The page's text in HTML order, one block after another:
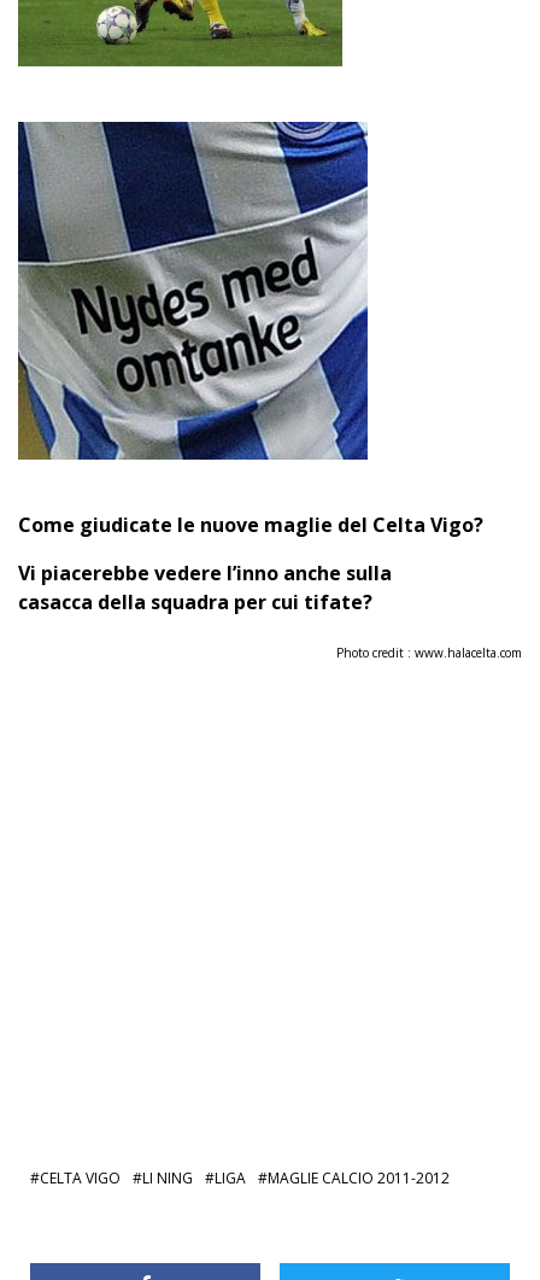
Come giudicate le nuove maglie del Celta Vigo?
Vi piacerebbe vedere l’inno anche sulla
casacca della squadra per cui tifate?
Photo credit : www.halacelta.com
CELTA VIGO LI NING LIGA MAGLIE CALCIO 2011-2012